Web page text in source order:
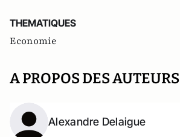
THEMATIQUES
Economie
A PROPOS DES AUTEURS
Alexandre Delaigue